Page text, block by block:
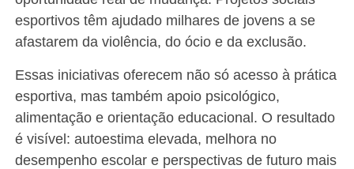
esportivos têm ajudado milhares de jovens a se
afastarem da violência, do ócio e da exclusão.
Essas iniciativas oferecem não só acesso à prática
esportiva, mas também apoio psicológico,
alimentação e orientação educacional. O resultado
é visível: autoestima elevada, melhora no
desempenho escolar e perspectivas de futuro mais